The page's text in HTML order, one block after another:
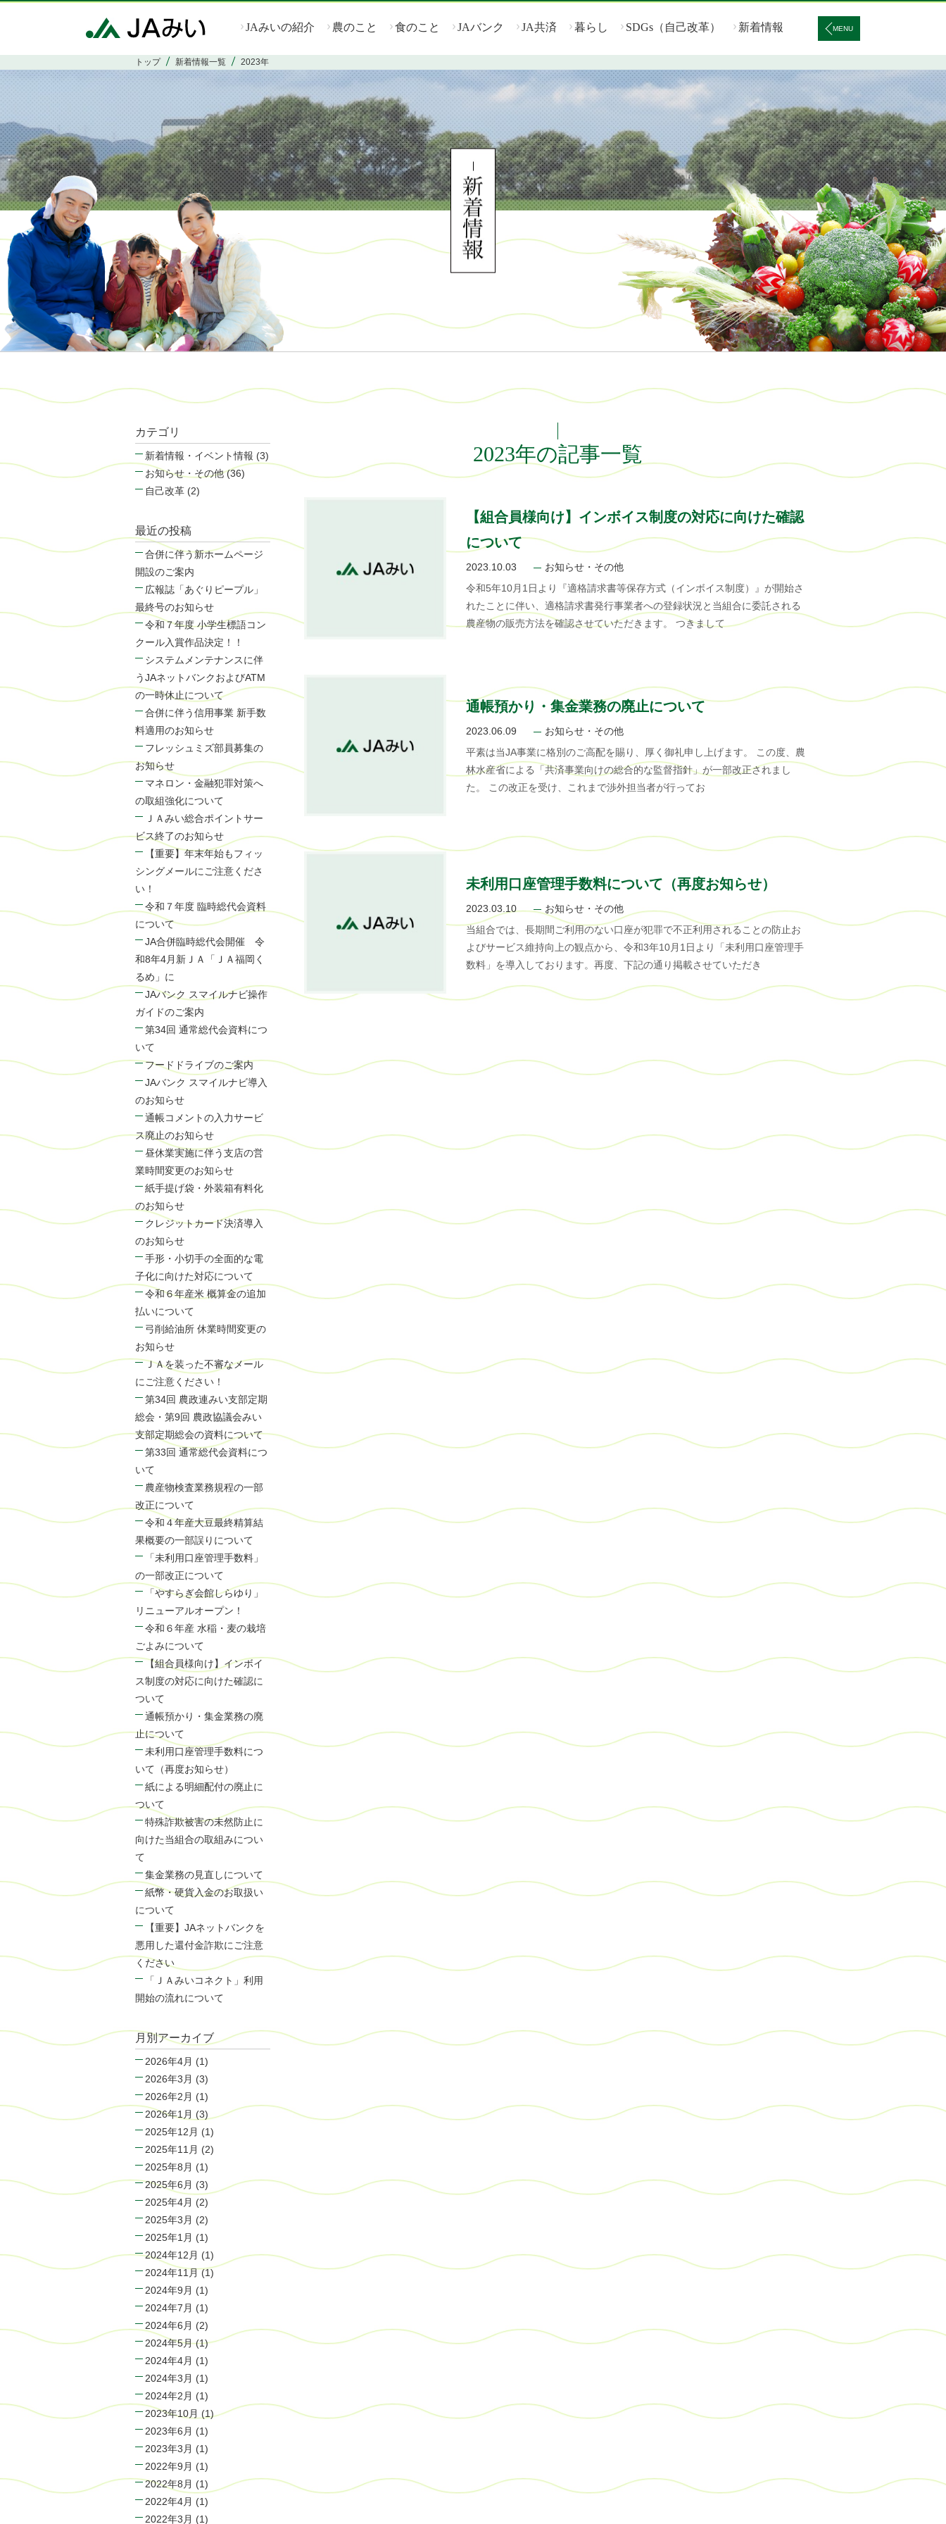
JAみいの紹介 農のこと 食のこと JAバンク JA共済 暮らし SDGs（自己改革） 新着情報 MENU
トップ 新着情報一覧 2023年
2023年の記事一覧
【組合員様向け】インボイス制度の対応に向けた確認
について
2023.10.03
お知らせ・その他
令和5年10月1日より『適格請求書等保存方式（インボイス制度）』が開始さ
れたことに伴い、適格請求書発行事業者への登録状況と当組合に委託される
農産物の販売方法を確認させていただきます。 つきまして
通帳預かり・集金業務の廃止について
2023.06.09
お知らせ・その他
平素は当JA事業に格別のご高配を賜り、厚く御礼申し上げます。 この度、農
林水産省による「共済事業向けの総合的な監督指針」が一部改正されまし
た。 この改正を受け、これまで渉外担当者が行ってお
未利用口座管理手数料について（再度お知らせ）
2023.03.10
お知らせ・その他
当組合では、長期間ご利用のない口座が犯罪で不正利用されることの防止お
よびサービス維持向上の観点から、令和3年10月1日より「未利用口座管理手
数料」を導入しております。再度、下記の通り掲載させていただき
カテゴリ
新着情報・イベント情報 (3)
お知らせ・その他 (36)
自己改革 (2)
最近の投稿
合併に伴う新ホームページ
開設のご案内
広報誌「あぐりピープル」
最終号のお知らせ
令和７年度 小学生標語コン
クール入賞作品決定！！
システムメンテナンスに伴
うJAネットバンクおよびATM
の一時休止について
合併に伴う信用事業 新手数
料適用のお知らせ
フレッシュミズ部員募集の
お知らせ
マネロン・金融犯罪対策へ
の取組強化について
ＪＡみい総合ポイントサー
ビス終了のお知らせ
【重要】年末年始もフィッ
シングメールにご注意くださ
い！
令和７年度 臨時総代会資料
について
JA合併臨時総代会開催 令
和8年4月新ＪＡ「ＪＡ福岡く
るめ」に
JAバンク スマイルナビ操作
ガイドのご案内
第34回 通常総代会資料につ
いて
フードドライブのご案内
JAバンク スマイルナビ導入
のお知らせ
通帳コメントの入力サービ
ス廃止のお知らせ
昼休業実施に伴う支店の営
業時間変更のお知らせ
紙手提げ袋・外装箱有料化
のお知らせ
クレジットカード決済導入
のお知らせ
手形・小切手の全面的な電
子化に向けた対応について
令和６年産米 概算金の追加
払いについて
弓削給油所 休業時間変更の
お知らせ
ＪＡを装った不審なメール
にご注意ください！
第34回 農政連みい支部定期
総会・第9回 農政協議会みい
支部定期総会の資料について
第33回 通常総代会資料につ
いて
農産物検査業務規程の一部
改正について
令和４年産大豆最終精算結
果概要の一部誤りについて
「未利用口座管理手数料」
の一部改正について
「やすらぎ会館しらゆり」
リニューアルオープン！
令和６年産 水稲・麦の栽培
ごよみについて
【組合員様向け】インボイ
ス制度の対応に向けた確認に
ついて
通帳預かり・集金業務の廃
止について
未利用口座管理手数料につ
いて（再度お知らせ）
紙による明細配付の廃止に
ついて
特殊詐欺被害の未然防止に
向けた当組合の取組みについ
て
集金業務の見直しについて
紙幣・硬貨入金のお取扱い
について
【重要】JAネットバンクを
悪用した還付金詐欺にご注意
ください
「ＪＡみいコネクト」利用
開始の流れについて
月別アーカイブ
2026年4月 (1)
2026年3月 (3)
2026年2月 (1)
2026年1月 (3)
2025年12月 (1)
2025年11月 (2)
2025年8月 (1)
2025年6月 (3)
2025年4月 (2)
2025年3月 (2)
2025年1月 (1)
2024年12月 (1)
2024年11月(1)
2024年9月 (1)
2024年7月 (1)
2024年6月 (2)
2024年5月(1)
2024年4月 (1)
2024年3月 (1)
2024年2月 (1)
2023年10月 (1)
2023年6月 (1)
2023年3月 (1)
2022年9月 (1)
2022年8月 (1)
2022年4月 (1)
2022年3月 (1)